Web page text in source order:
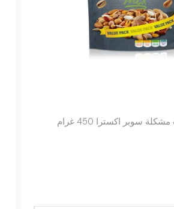
سوبر اكسترا 450 غرام